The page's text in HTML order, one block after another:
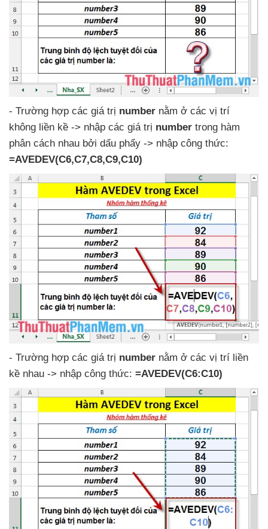
- Trường hợp các giá trị number nằm ở các vị trí
không liền kề -> nhập các giá trị number trong hàm
phân cách nhau bởi dấu phẩy -> nhập công thức:
=AVEDEV(C6,C7,C8,C9,C10)
- Trường hợp các giá trị number nằm ở các vị trí liền
kề nhau -> nhập công thức: =AVEDEV(C6:C10)